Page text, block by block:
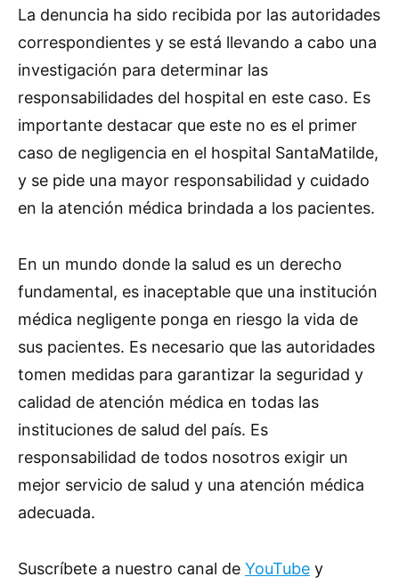
La denuncia ha sido recibida por las autoridades
correspondientes y se está llevando a cabo una
investigación para determinar las
responsabilidades del hospital en este caso. Es
importante destacar que este no es el primer
caso de negligencia en el hospital SantaMatilde,
y se pide una mayor responsabilidad y cuidado
en la atención médica brindada a los pacientes.
En un mundo donde la salud es un derecho
fundamental, es inaceptable que una institución
médica negligente ponga en riesgo la vida de
sus pacientes. Es necesario que las autoridades
tomen medidas para garantizar la seguridad y
calidad de atención médica en todas las
instituciones de salud del país. Es
responsabilidad de todos nosotros exigir un
mejor servicio de salud y una atención médica
adecuada.
Suscríbete a nuestro canal de YouTube y